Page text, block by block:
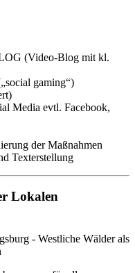
(Video-Blog mit kl.
gaming“)
Media evtl. Facebook,
der Maßnahmen
Texterstellung
Lokalen
- Westliche Wälder als